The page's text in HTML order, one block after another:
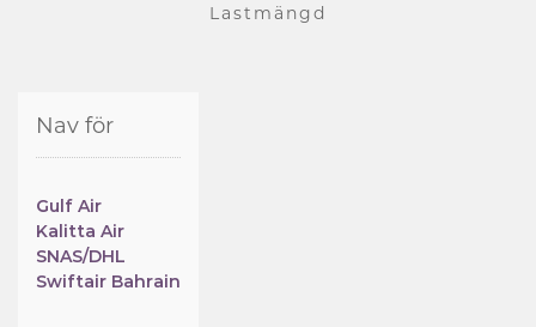
Lastmängd
Nav för
Gulf Air
Kalitta Air
SNAS/DHL
Swiftair Bahrain